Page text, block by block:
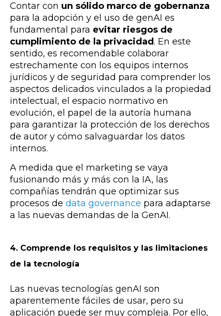
Contar con un sólido marco de gobernanza
para la adopción y el uso de genAI es
fundamental para evitar riesgos de
cumplimiento de la privacidad. En este
sentido, es recomendable colaborar
estrechamente con los equipos internos
jurídicos y de seguridad para comprender los
aspectos delicados vinculados a la propiedad
intelectual, el espacio normativo en
evolución, el papel de la autoría humana
para garantizar la protección de los derechos
de autor y cómo salvaguardar los datos
internos.
A medida que el marketing se vaya
fusionando más y más con la IA, las
compañías tendrán que optimizar sus
procesos de data governance para adaptarse
a las nuevas demandas de la GenAI.
4. Comprende los requisitos y las limitaciones
de la tecnología
Las nuevas tecnologías genAI son
aparentemente fáciles de usar, pero su
aplicación puede ser muy compleja. Por ello,